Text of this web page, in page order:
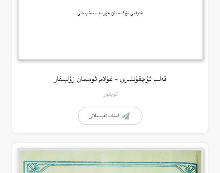
قەلب ئۇچقۇنلىرى – غۇلام ئوسمان زۇلپىقار
ئۇيغۇر
كىتاب تەپسىلاتى